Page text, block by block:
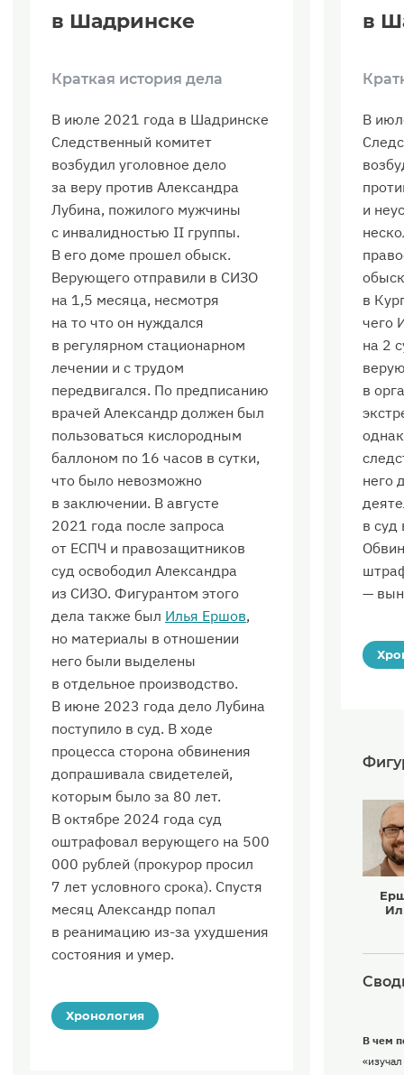
в Шадринске
Краткая история дела
В июле 2021 года в Шадринске
Следственный комитет
возбудил уголовное дело
за веру против Александра
Лубина, пожилого мужчины
с инвалидностью II группы.
В его доме прошел обыск.
Верующего отправили в СИЗО
на 1,5 месяца, несмотря
на то что он нуждался
в регулярном стационарном
лечении и с трудом
передвигался. По предписанию
врачей Александр должен был
пользоваться кислородным
баллоном по 16 часов в сутки,
что было невозможно
в заключении. В августе
2021 года после запроса
от ЕСПЧ и правозащитников
суд освободил Александра
из СИЗО. Фигурантом этого
дела также был Илья Ершов,
но материалы в отношении
него были выделены
в отдельное производство.
В июне 2023 года дело Лубина
поступило в суд. В ходе
процесса сторона обвинения
допрашивала свидетелей,
которым было за 80 лет.
В октябре 2024 года суд
оштрафовал верующего на 500
000 рублей (прокурор просил
7 лет условного срока). Спустя
месяц Александр попал
в реанимацию из-за ухудшения
состояния и умер.
Хронология
в
В
и
в
чего
на 2
в
него
в суд
—
В чем